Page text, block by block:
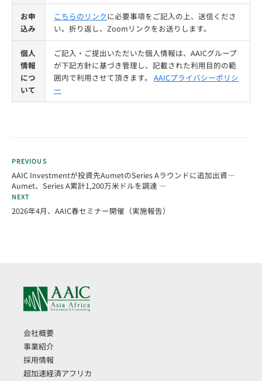
お申
込み
こちらのリンクに必要事項をご記入の上、送信くださ
い。折り返し、Zoomリンクをお送りします。
個人
情報
につ
いて
ご記入・ご提出いただいた個人情報は、AAICグループ
が下記方針に基づき管理し、記載された利用目的の範
囲内で利用させて頂きます。 AAICプライバシーポリシ
ー
PREVIOUS
AAIC Investmentが投資先AumetのSeries Aラウンドに追加出資―
Aumet、Series A累計1,200万米ドルを調達 ―
NEXT
2026年4月、AAIC春セミナー開催（実施報告）
会社概要
事業紹介
採用情報
超加速経済アフリカ